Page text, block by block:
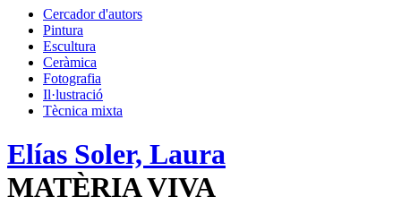
Cercador d'autors
Pintura
Escultura
Ceràmica
Fotografia
Il·lustració
Tècnica mixta
Elías Soler, Laura
MATÈRIA VIVA